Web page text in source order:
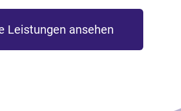
Leistungen ansehen